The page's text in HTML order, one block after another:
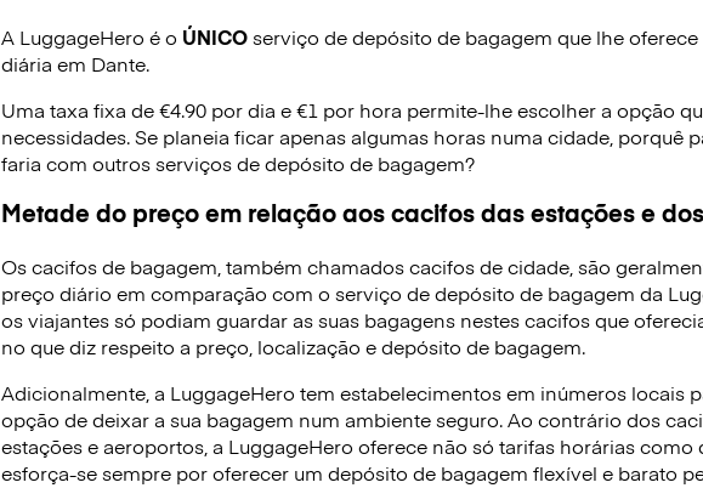
A LuggageHero é o ÚNICOserviço de depósito de bagagem que lhe
diária em Dante.
Uma taxa fixa de €4.90 por dia e €1 por hora permite-lhe escolher a opção
necessidades. Se planeia ficar apenas algumas horas numa cidade, porquê
faria com outros serviços de depósito de bagagem?
Metade do preço em relação aos cacifos das estações e
Os cacifos de bagagem, também chamados cacifos de cidade, são
preço diário em comparação com o serviço de depósito de bagagem da
os viajantes só podiam guardar as suas bagagens nestes cacifos que
no que diz respeito a preço, localização e depósito de bagagem.
Adicionalmente, a LuggageHero tem estabelecimentos em inúmeros locais
opção de deixar a sua bagagem num ambiente seguro. Ao contrário dos
estações e aeroportos, a LuggageHero oferece não só tarifas horárias como
esforça-se sempre por oferecer um depósito de bagagem flexível e barato